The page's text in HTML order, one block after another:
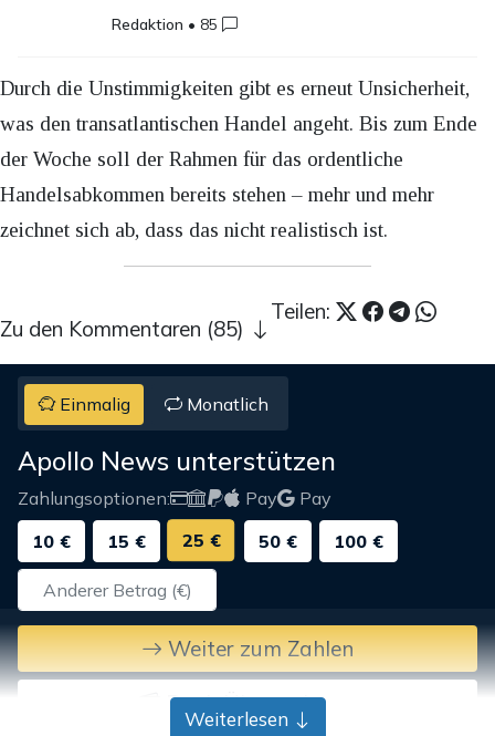
Redaktion • 85
Durch die Unstimmigkeiten gibt es erneut Unsicherheit,
was den transatlantischen Handel angeht. Bis zum Ende
der Woche soll der Rahmen für das ordentliche
Handelsabkommen bereits stehen – mehr und mehr
zeichnet sich ab, dass das nicht realistisch ist.
Teilen:
Zu den Kommentaren (85)
Einmalig Monatlich
Apollo News unterstützen
Zahlungsoptionen: Pay
Pay
10 €
15 € 25 € 50 € 100 €
Weiter zum Zahlen
Bank-Überweisung
Weiterlesen